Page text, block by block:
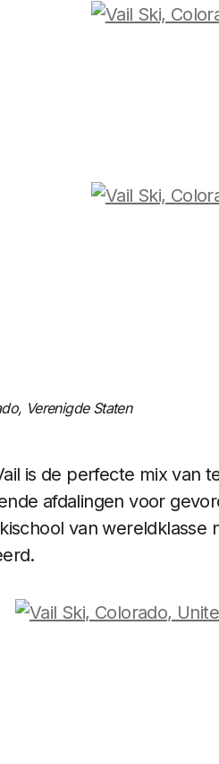
Verenigde Staten
is de perfecte mix van
afdalingen voor
van wereldklasse